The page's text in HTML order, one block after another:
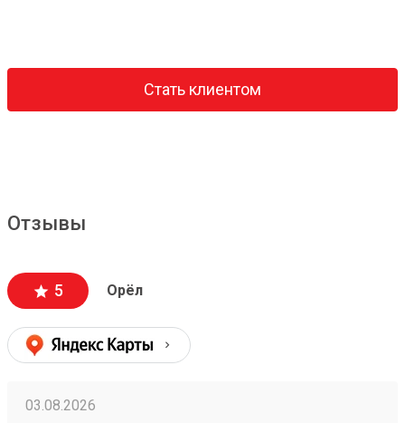
Стать клиентом
Отзывы
5 Орёл
03.08.2026